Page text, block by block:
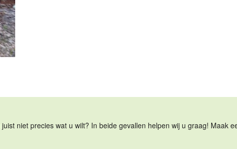
niet precies wat u wilt? In beide gevallen helpen wij u graag! Maak